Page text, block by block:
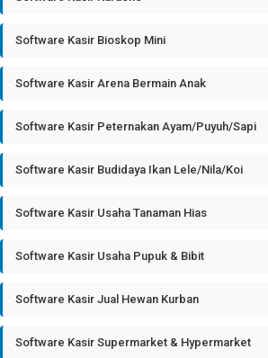
Software Kasir Bioskop Mini
Software Kasir Arena Bermain Anak
Software Kasir Peternakan Ayam/Puyuh/Sapi
Software Kasir Budidaya Ikan Lele/Nila/Koi
Software Kasir Usaha Tanaman Hias
Software Kasir Usaha Pupuk & Bibit
Software Kasir Jual Hewan Kurban
Software Kasir Supermarket & Hypermarket